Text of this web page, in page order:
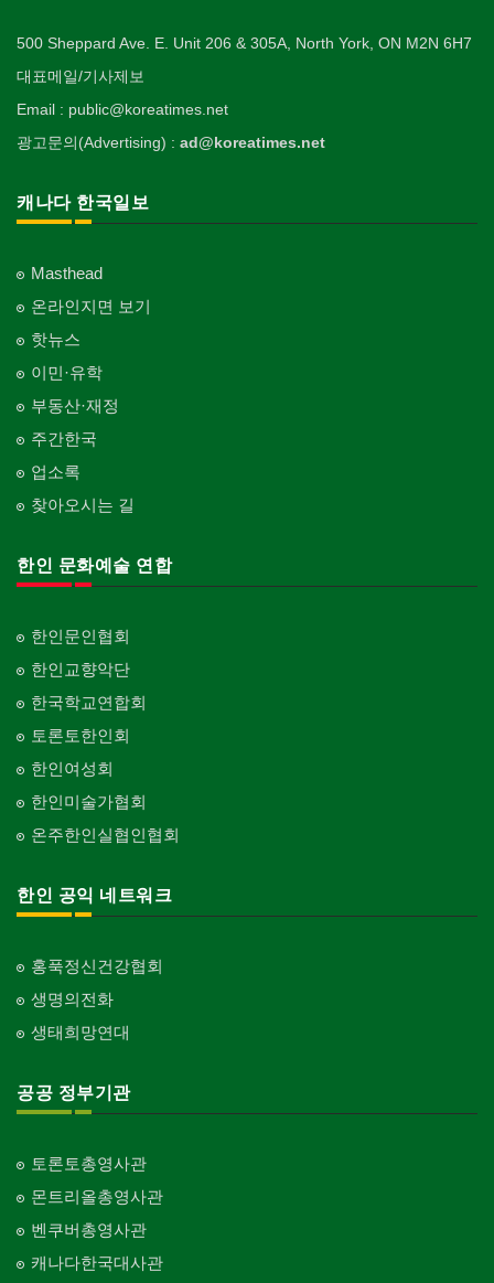
500 Sheppard Ave. E. Unit 206 & 305A, North York, ON M2N 6H7
대표메일/기사제보
Email : public@koreatimes.net
광고문의(Advertising) : ad@koreatimes.net
캐나다 한국일보
Masthead
온라인지면 보기
핫뉴스
이민·유학
부동산·재정
주간한국
업소록
찾아오시는 길
한인 문화예술 연합
한인문인협회
한인교향악단
한국학교연합회
토론토한인회
한인여성회
한인미술가협회
온주한인실협인협회
한인 공익 네트워크
홍푹정신건강협회
생명의전화
생태희망연대
공공 정부기관
토론토총영사관
몬트리올총영사관
벤쿠버총영사관
캐나다한국대사관